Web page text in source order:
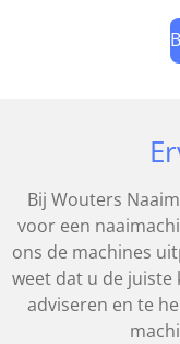
Bij Wouters
voor een
ons de machines
weet dat u de juiste
adviseren en te